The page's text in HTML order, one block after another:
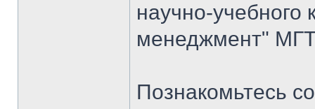
научно-
менеджмент"
Познакомьтесь